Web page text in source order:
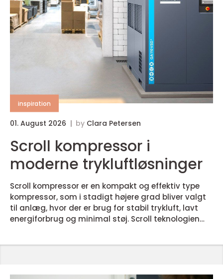
inspiration
01. August 2026 by Clara Petersen
Scroll kompressor i
moderne trykluftløsninger
Scroll kompressor er en kompakt og effektiv type
kompressor, som i stadigt højere grad bliver valgt
til anlæg, hvor der er brug for stabil trykluft, lavt
energiforbrug og minimal støj. Scroll teknologien
driftssikker hverdag, mindre vedligehold og et